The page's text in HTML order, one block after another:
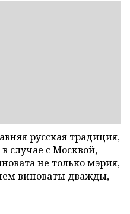
русская традиция,
случае с Москвой,
не только мэрия,
виноваты дважды,